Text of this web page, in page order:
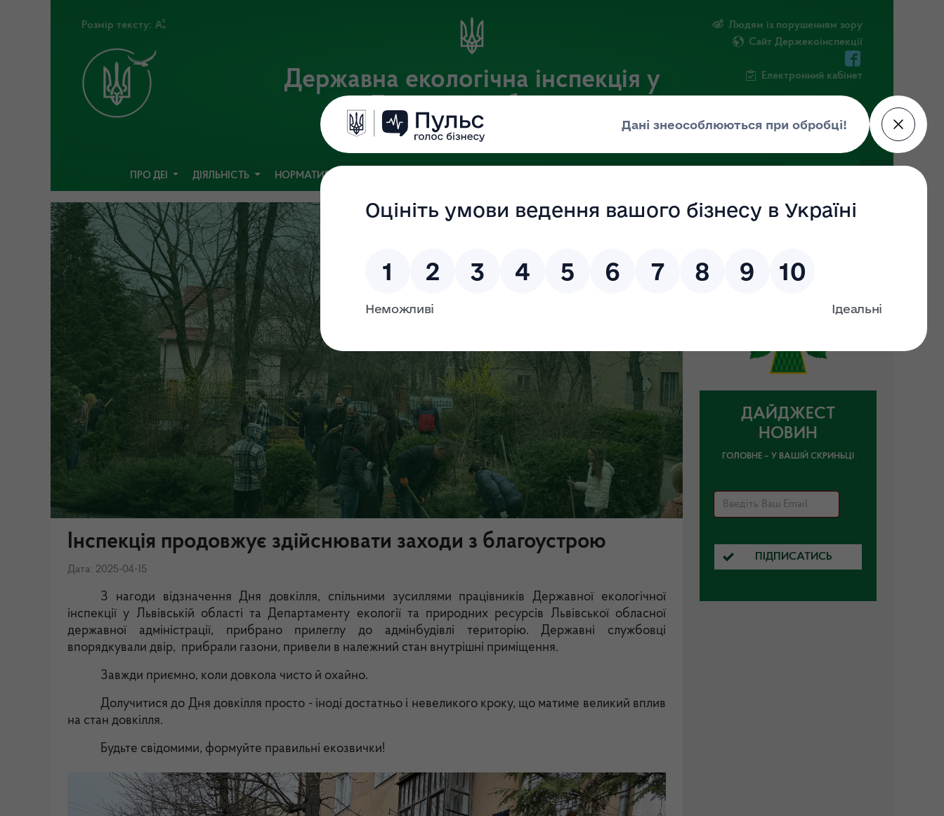
Розмір тексту:
Державна екологічна інспекція у
Львівській області
Офіційний веб-портал
Людям із порушенням зору
Сайт Держекоінспекції
Електронний кабінет
ПРО ДЕІ ДІЯЛЬНІСТЬ НОРМАТИВНА БАЗА
Інспекція продовжує здійснювати заходи з благоустрою
Дата: 2025-04-15
З нагоди відзначення Дня довкілля, спільними зусиллями працівників Державної екологічної
інспекції у Львівській області та Департаменту екології та природних ресурсів Львівської обласної
державної адміністрації, прибрано прилеглу до адмінбудівлі територію. Державні службовці
впорядкували двір, прибрали газони, привели в належний стан внутрішні приміщення.
Завжди приємно, коли довкола чисто й охайно.
Долучитися до Дня довкілля просто - іноді достатньо і невеликого кроку, що матиме великий вплив
на стан довкілля.
Будьте свідомими, формуйте правильні екозвички!
ДАЙДЖЕСТ
НОВИН
ГОЛОВНЕ – У ВАШІЙ СКРИНЬЦІ
ПІДПИСАТИСЬ